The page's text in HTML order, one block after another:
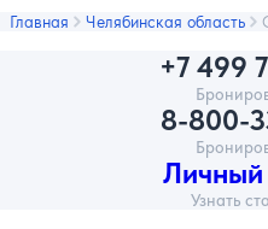
Главная Челябинская область
+7 499
8-800-
Личный
Узнать